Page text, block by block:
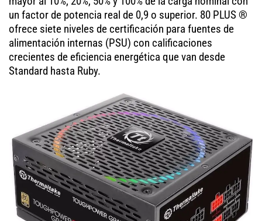
un factor de potencia real de 0,9 o superior. 80 PLUS ®
ofrece siete niveles de certificación para fuentes de
alimentación internas (PSU) con calificaciones
crecientes de eficiencia energética que van desde
Standard hasta Ruby.